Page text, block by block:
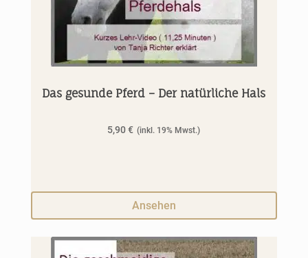
Das gesunde Pferd – Der natürliche Hals
5,90€
Ansehen